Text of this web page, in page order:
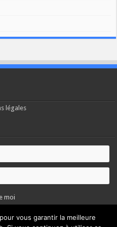
légales
moi
vous garantir la meilleure